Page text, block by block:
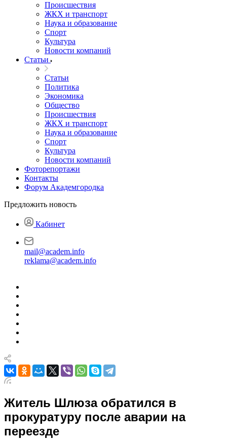
Происшествия
ЖКХ и транспорт
Наука и образование
Спорт
Культура
Новости компаний
Статьи
Статьи
Политика
Экономика
Общество
Происшествия
ЖКХ и транспорт
Наука и образование
Спорт
Культура
Новости компаний
Фоторепортажи
Контакты
Форум Академгородка
Предложить новость
Кабинет
mail@academ.info
reklama@academ.info
Житель Шлюза обратился в
прокуратуру после аварии на
переезде